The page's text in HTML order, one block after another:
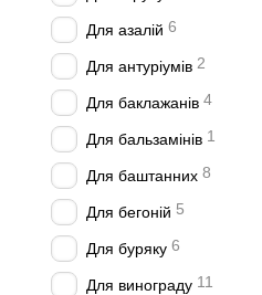
Для азалій 6
Для антуріумів 2
Для баклажанів 4
Для бальзамінів 1
Для баштанних 8
Для бегоній 5
Для буряку 6
Для винограду 11